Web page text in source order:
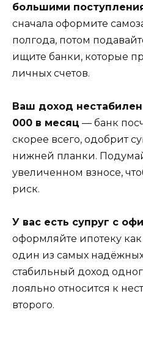
большими
сначала оформите
полгода, потом
ищите банки, которые
личных счетов.
Ваш доход
000 в месяц — банк
скорее всего, одобрит
нижней планки.
увеличенном взносе,
риск.
У вас есть супруг с
оформляйте ипотеку
один из самых
стабильный доход
лояльно относится к
второго.